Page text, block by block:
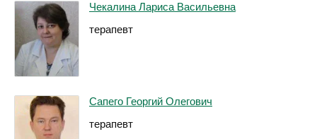
Чекалина Лариса Васильевна
терапевт
Сапего Георгий Олегович
терапевт